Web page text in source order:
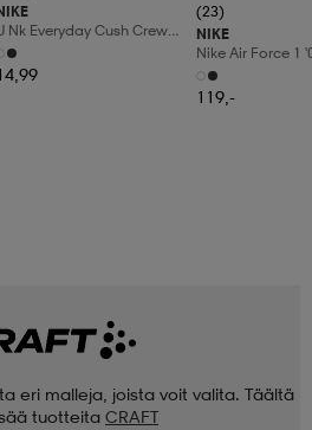
Nk Everyday Cush Crew
3pr
(23)
NIKE
Nike Air Force 1
Shoes
119,-
eri malleja, joista voit valita. Täältä
tuotteita CRAFT